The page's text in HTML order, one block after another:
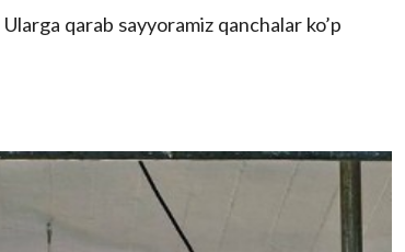
qarab sayyoramiz qanchalar ko’p